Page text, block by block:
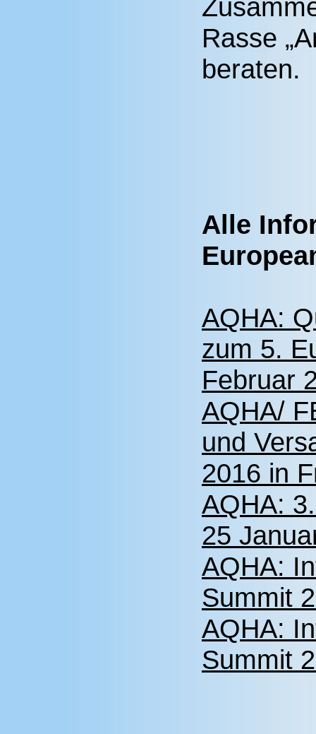
Rasse
beraten.
Alle
AQHA:
zum 5.
Februar
AQHA/
und
2016 in
AQHA:
25
AQHA:
Summit
AQHA:
Summit